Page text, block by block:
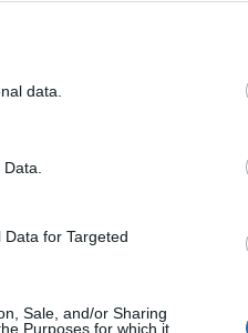
data.
for Targeted
Sale, and/or Sharing
Purposes for which it
(CSD) destinará 1
nuevo
campo de
Este espacio
nacionales.
de una subvención